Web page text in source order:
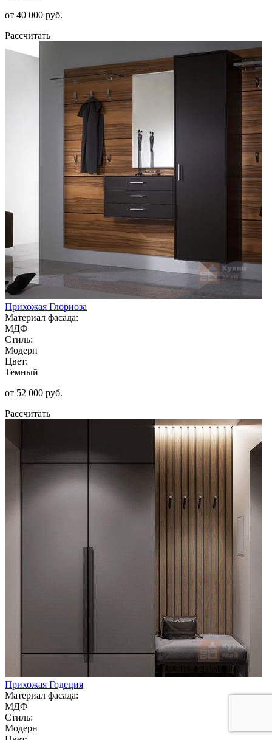
от 40 000 руб.
Рассчитать
Прихожая Глориоза
Материал фасада:
МДФ
Стиль:
Модерн
Цвет:
Темный
от 52 000 руб.
Рассчитать
Прихожая Годеция
Материал фасада:
МДФ
Стиль:
Модерн